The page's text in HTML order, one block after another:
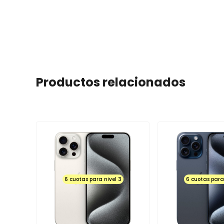
muertos y manchas de colores), micas rotas y rayadas y
audífonos.Los equipos en general desde el momento
configuración predeterminada cualquier modificación
Software o ya sea que el equipo haya sido abierto
anula la GARANTIA.
Los productos pierden GARANTIA si al momento de
lógica por fallas de enchufes y voltajes de corriente
batería.En caso de TELEVISORES, el despachador de
mostrar al cliente las condiciones físicas (ENCENDIDO,
ACCESORIOS) ya que por defectos físicos solo se
Productos relacionados
6 cuotas para nivel 3 6 cuotas